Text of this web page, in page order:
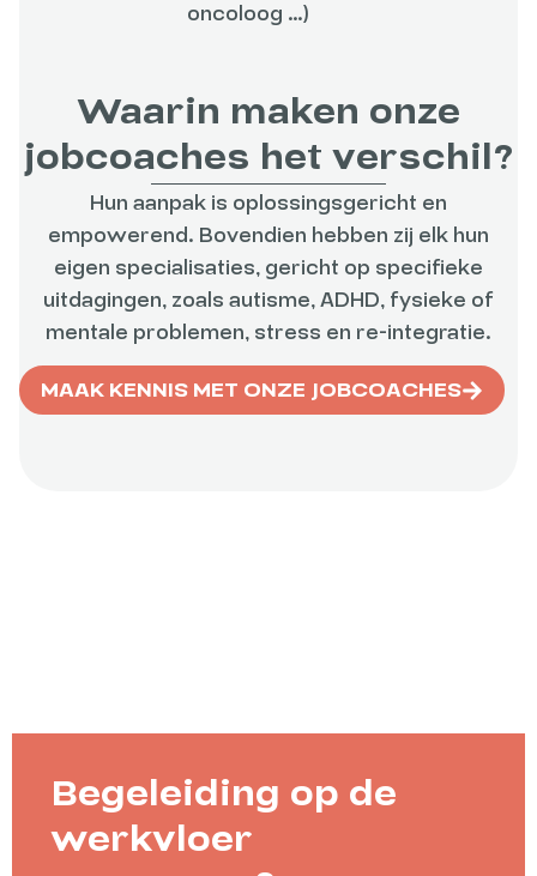
oncoloog …)
Waarin maken onze
jobcoaches het verschil?
Hun aanpak is oplossingsgericht en
empowerend. Bovendien hebben zij elk hun
eigen specialisaties, gericht op specifieke
uitdagingen, zoals autisme, ADHD, fysieke of
mentale problemen, stress en re-integratie.
MAAK KENNIS MET ONZE JOBCOACHES
Begeleiding op de
werkvloer